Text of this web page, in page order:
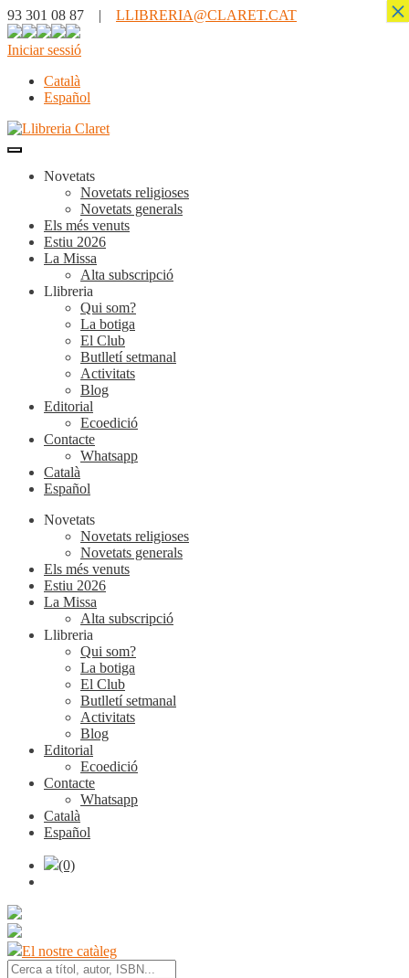
93 301 08 87 | LLIBRERIA@CLARET.CAT
Iniciar sessió
Català
Español
Novetats
Novetats religioses
Novetats generals
Els més venuts
Estiu 2026
La Missa
Alta subscripció
Llibreria
Qui som?
La botiga
El Club
Butlletí setmanal
Activitats
Blog
Editorial
Ecoedició
Contacte
Whatsapp
Català
Español
Novetats
Novetats religioses
Novetats generals
Els més venuts
Estiu 2026
La Missa
Alta subscripció
Llibreria
Qui som?
La botiga
El Club
Butlletí setmanal
Activitats
Blog
Editorial
Ecoedició
Contacte
Whatsapp
Català
Español
(0)
El nostre catàleg
×